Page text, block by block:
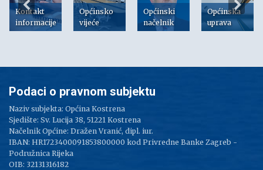
Kontakt
informacije
Općinsko
vijeće
Općinski
načelnik
Općinska
uprava
Podaci o pravnom subjektu
Naziv subjekta: Općina Kostrena
Sjedište: Sv. Lucija 38, 51221 Kostrena
Načelnik Općine: Dražen Vranić, dipl. iur.
IBAN: HR1723400091853800000 kod Privredne Banke Zagreb -
Podružnica Rijeka
OIB: 32131316182